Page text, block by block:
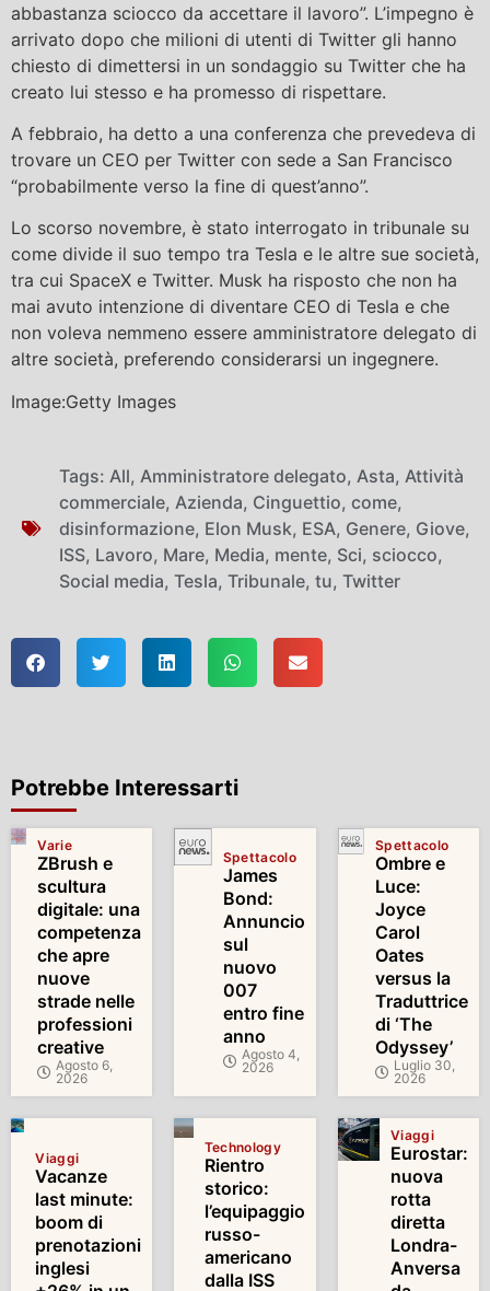
abbastanza sciocco da accettare il lavoro”. L’impegno è
arrivato dopo che milioni di utenti di Twitter gli hanno
chiesto di dimettersi in un sondaggio su Twitter che ha
creato lui stesso e ha promesso di rispettare.
A febbraio, ha detto a una conferenza che prevedeva di
trovare un CEO per Twitter con sede a San Francisco
“probabilmente verso la fine di quest’anno”.
Lo scorso novembre, è stato interrogato in tribunale su
come divide il suo tempo tra Tesla e le altre sue società,
tra cui SpaceX e Twitter. Musk ha risposto che non ha
mai avuto intenzione di diventare CEO di Tesla e che
non voleva nemmeno essere amministratore delegato di
altre società, preferendo considerarsi un ingegnere.
Image:Getty Images
Tags: All, Amministratore delegato, Asta, Attività
commerciale, Azienda, Cinguettio, come,
disinformazione, Elon Musk, ESA, Genere, Giove,
ISS, Lavoro, Mare, Media, mente, Sci, sciocco,
Social media, Tesla, Tribunale, tu, Twitter
Potrebbe Interessarti
Varie
ZBrush e
scultura
digitale: una
competenza
che apre
nuove
strade nelle
professioni
creative
Agosto 6,
2026
Spettacolo
James
Bond:
Annuncio
sul
nuovo
007
entro fine
anno
Agosto 4,
2026
Spettacolo
Ombre e
Luce:
Joyce
Carol
Oates
versus la
Traduttrice
di ‘The
Odyssey’
Luglio 30,
2026
Viaggi
Vacanze
last minute:
boom di
prenotazioni
inglesi
Technology
Rientro
storico:
l’equipaggio
russo-
americano
dalla ISS
Viaggi
Eurostar:
nuova
rotta
diretta
Londra-
Anversa